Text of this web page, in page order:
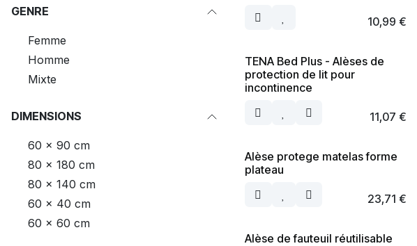
GENRE
Femme
Homme
Mixte
DIMENSIONS
60 x 90 cm
80 x 180 cm
80 x 140 cm
60 x 40 cm
60 x 60 cm
10,99 €
TENA Bed Plus - Alèses de
protection de lit pour
incontinence
11,07 €
Alèse protege matelas forme
plateau
23,71 €
Alèse de fauteuil réutilisable